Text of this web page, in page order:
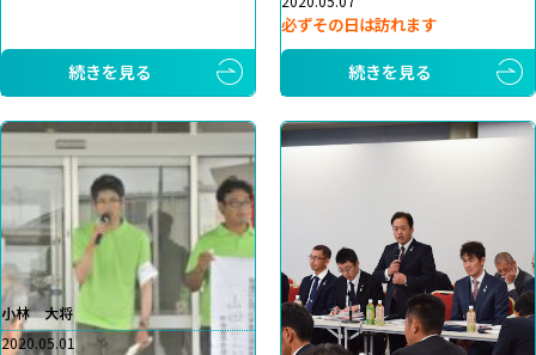
続きを見る
必ずその日は訪れます
続きを見る
小林 大将
2020.05.01